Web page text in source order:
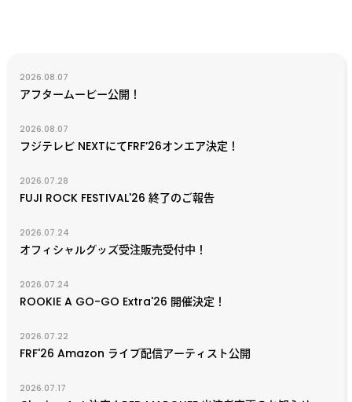
2026.08.07
アフタームービー公開！
2026.08.07
フジテレビ NEXTにてFRF’26オンエア決定！
2026.07.28
FUJI ROCK FESTIVAL'26 終了のご報告
2026.07.24
オフィシャルグッズ受注販売受付中！
2026.07.24
ROOKIE A GO-GO Extra'26 開催決定！
2026.07.22
FRF'26 Amazon ライブ配信アーティスト公開
2026.07.17